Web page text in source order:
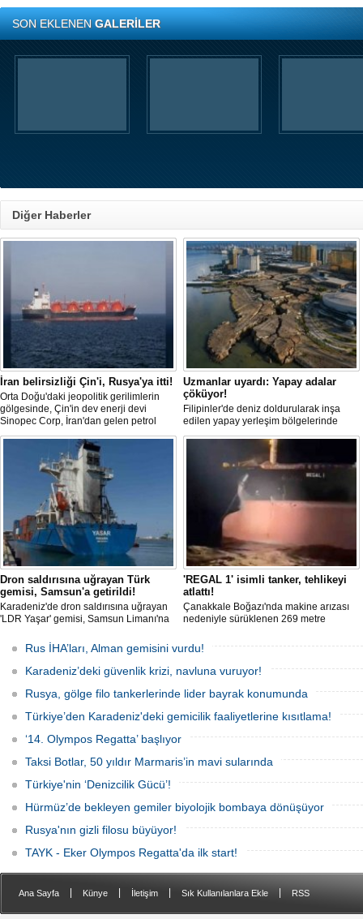
SON EKLENENGALERİLER
Diğer Haberler
İran belirsizliği Çin'i, Rusya'ya itti!
Orta Doğu'daki jeopolitik gerilimlerin
gölgesinde, Çin'in dev enerji devi
Sinopec Corp, İran'dan gelen petrol
akışındaki belirsizlikler nedeniyle
rotasını Rusya'ya çevirdi. Dünyanın en
büyük rafine şirketlerinden biri olan
Sinopec, İran'la yaşanan 'savaş'
bahanesiyle daralan arzı telafi etmek
için Uzak Doğu Rus petrolüne
yönelerek stratejik bir ham
Uzmanlar uyardı: Yapay adalar
çöküyor!
Filipinler'de deniz doldurularak inşa
edilen yapay yerleşim bölgelerinde
endişe verici bir çökme süreci başladığı
ortaya çıktı. Filipinler Üniversitesi
Diliman Kampüsü'nden jeodezi
mühendisleri tarafından gerçekleştirilen
3 yıllık detaylı bir araştırma, bu yapay
arazilerin milimetre milimetre suya
gömüldüğünü gözler önüne serdi.
Dron saldırısına uğrayan Türk
gemisi, Samsun'a getirildi!
Karadeniz'de dron saldırısına uğrayan
'LDR Yaşar' gemisi, Samsun Limanı'na
kaybı yaşanmadı, ancak büyük çapta
maddi hasar oluştu.
'REGAL 1' isimli tanker, tehlikeyi
atlattı!
Çanakkale Boğazı'nda makine arızası
nedeniyle sürüklenen 269 metre
römorkörler yardımıyla Şevketiye Demir
Sahası'na çekilerek kurtarıldı.
Rus İHA’ları, Alman gemisini vurdu!
Karadeniz’deki güvenlik krizi, navluna vuruyor!
Rusya, gölge filo tankerlerinde lider bayrak konumunda
Türkiye’den Karadeniz'deki gemicilik faaliyetlerine kısıtlama!
‘14. Olympos Regatta’ başlıyor
Taksi Botlar, 50 yıldır Marmaris’in mavi sularında
Türkiye'nin ‘Denizcilik Gücü’!
Hürmüz’de bekleyen gemiler biyolojik bombaya dönüşüyor
Rusya'nın gizli filosu büyüyor!
TAYK - Eker Olympos Regatta'da ilk start!
Ana Sayfa Künye İletişim Sık Kullanılanlara Ekle RSS